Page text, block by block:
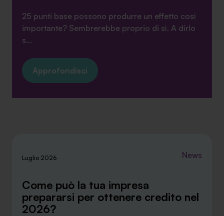
25 punti base possono produrre un effetto così
importante? Sembrerebbe proprio di sì. A dirlo
s...
Approfondisci
Luglio 2026 News
Come può la tua impresa
prepararsi per ottenere credito nel
2026?